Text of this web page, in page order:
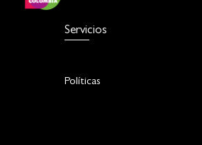
Servicios
Políticas